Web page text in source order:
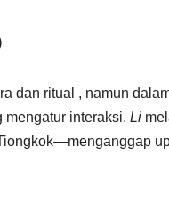
dan ritual , namun
mengatur interaksi. Li